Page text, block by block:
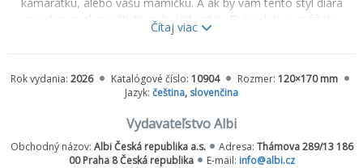
nevyhovoval, navštívte našu kategóriu Diáre, kde si môžete
vybrať z niekoľkých ďalších formátov.
mesačný plánovač (na rok 2027 aj 2028), plánovací kalendár,
české a slovenské štátne sviatky, astrologický kalendár, dôležité
telefónne čísla a medzinárodné predvoľby. Na konci diára je
vyhradené miesto na poznámky (14 bodkovaných strán) a adresár
(10 bodkovaných strán).
Čítaj viac
Rok vydania: 2026 Katalógové číslo: 10904 Rozmer: 120×170 mm
Jazyk: čeština, slovenčina
Vydavateľstvo Albi
Obchodný názov: Albi Česká republika a.s. Adresa: Thámova 289/13 186
00 Praha 8 Česká republika
E-mail: info@albi.cz